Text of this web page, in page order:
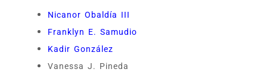
Nicanor Obaldía III
Franklyn E. Samudio
Kadir González
Vanessa J. Pineda